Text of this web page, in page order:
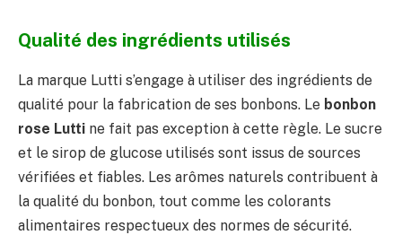
Qualité des ingrédients utilisés
La marque Lutti s’engage à utiliser des ingrédients de
qualité pour la fabrication de ses bonbons. Le bonbon
rose Lutti ne fait pas exception à cette règle. Le sucre
et le sirop de glucose utilisés sont issus de sources
vérifiées et fiables. Les arômes naturels contribuent à
la qualité du bonbon, tout comme les colorants
alimentaires respectueux des normes de sécurité.